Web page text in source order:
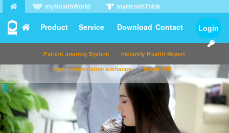
myHealthWorld
myHealthThink
License Agreement ● Privacy Policy Support Center
Product Service Download Contact Login
Patient Journey System Instantly Health Report
Health information exchange Smart IPD